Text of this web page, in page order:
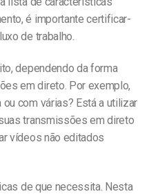
é importante certificar-
de trabalho.
dependendo da forma
em direto. Por exemplo,
com várias? Está a utilizar
transmissões em direto
vídeos não editados
de que necessita. Nesta